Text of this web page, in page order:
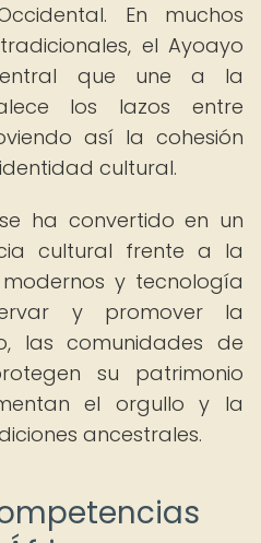
En muchos
el Ayoayo
que une a la
los lazos entre
así la cohesión
cultural.
ha convertido en un
cultural frente a la
y tecnología
y promover la
las comunidades de
su patrimonio
el orgullo y la
ancestrales.